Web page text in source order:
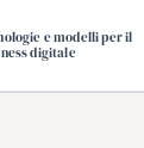
e modelli per il
digitale